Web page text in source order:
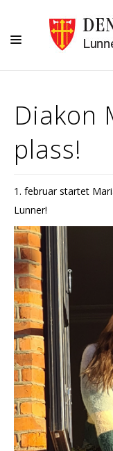
BARN OG UNGE
OM OSS
MENIGHETSBLADET
KALENDER
Diakon
plass!
1. februar startet
Lunner!